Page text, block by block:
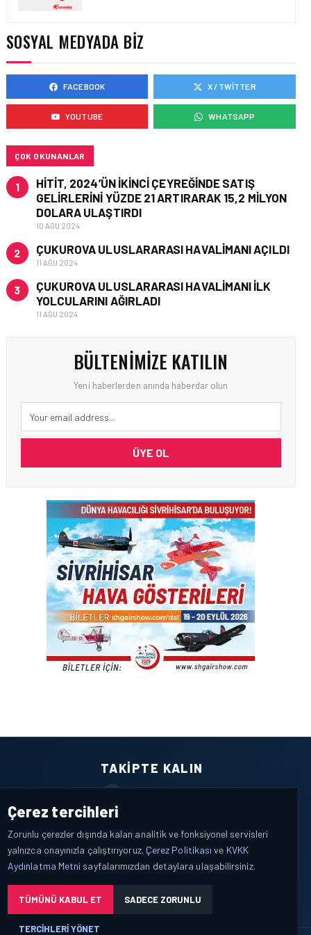
EUROCONTROL AVRUPA
HAVACILIK GÖRÜNÜMÜ
RAPORU, 18-24 MAYIS
SOSYAL MEDYADA BIZ
FACEBOOK X / TWITTER
YOUTUBE WHATSAPP
ÇOK OKUNANLAR
1
HITIT, 2024’ÜN IKINCI ÇEYREĞINDE SATIŞ
GELIRLERINI YÜZDE 21 ARTIRARAK 15,2 MILYON
DOLARA ULAŞTIRDI
10 AĞU 2024
2 ÇUKUROVA ULUSLARARASI HAVALIMANI AÇILDI
11 AĞU 2024
3
ÇUKUROVA ULUSLARARASI HAVALIMANI İLK
YOLCULARINI AĞIRLADI
11 AĞU 2024
BÜLTENIMIZE KATILIN
Yeni haberlerden anında haberdar olun
ÜYE OL
TAKIPTE KALIN
YouTube
Çerez tercihleri
Zorunlu çerezler dışında kalan analitik ve fonksiyonel servisleri
yalnızca onayınızla çalıştırıyoruz. Çerez Politikası ve KVKK
Aydınlatma Metni sayfalarımızdan detaylara ulaşabilirsiniz.
TÜMÜNÜ KABUL ET SADECE ZORUNLU
TERCIHLERI YÖNET